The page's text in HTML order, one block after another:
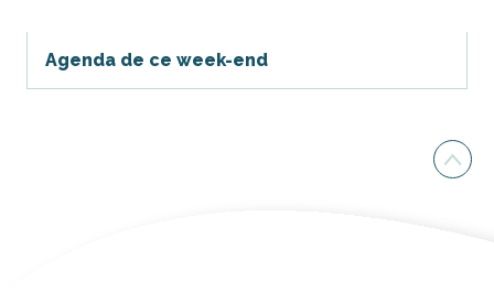
Agenda de ce week-end